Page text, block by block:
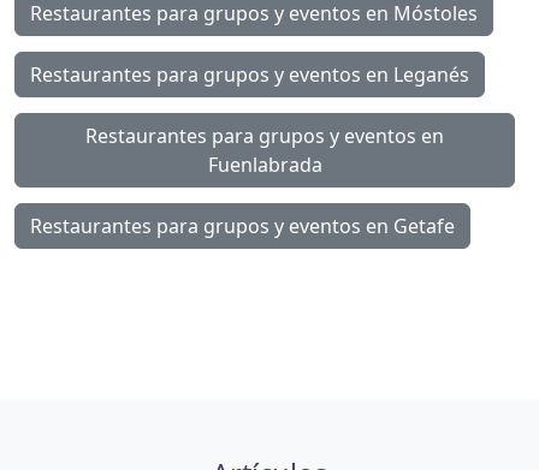
Restaurantes para grupos y eventos en Móstoles
Restaurantes para grupos y eventos en Leganés
Restaurantes para grupos y eventos en
Fuenlabrada
Restaurantes para grupos y eventos en Getafe